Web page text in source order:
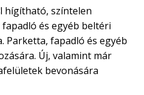
hígítható, színtelen
és egyéb beltéri
Parketta, fapadló és egyéb
Új, valamint már
bevonására